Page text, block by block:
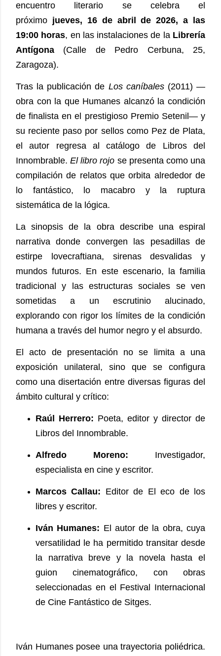
encuentro literario se celebra el
próximo jueves, 16 de abril de 2026, a las
19:00 horas, en las instalaciones de la Librería
Antígona
(Calle de Pedro Cerbuna, 25,
Zaragoza).
Tras la publicación de Los caníbales (2011) —
obra con la que Humanes alcanzó la condición
de finalista en el prestigioso Premio Setenil— y
su reciente paso por sellos como Pez de Plata,
el autor regresa al catálogo de Libros del
Innombrable. El libro rojo se presenta como una
compilación de relatos que orbita alrededor de
lo fantástico, lo macabro y la ruptura
sistemática de la lógica.
La sinopsis de la obra describe una espiral
narrativa donde convergen las pesadillas de
estirpe lovecraftiana, sirenas desvalidas y
mundos futuros. En este escenario, la familia
tradicional y las estructuras sociales se ven
sometidas a un escrutinio alucinado,
explorando con rigor los límites de la condición
humana a través del humor negro y el absurdo.
El acto de presentación no se limita a una
exposición unilateral, sino que se configura
como una disertación entre diversas figuras del
ámbito cultural y crítico:
Raúl Herrero: Poeta, editor y director de
Libros del Innombrable.
Alfredo Moreno:
Investigador,
especialista en cine y escritor.
Marcos Callau: Editor de El eco de los
libres y escritor.
Iván Humanes: El autor de la obra, cuya
versatilidad le ha permitido transitar desde
la narrativa breve y la novela hasta el
guion cinematográfico, con obras
seleccionadas en el Festival Internacional
de Cine Fantástico de Sitges.
Iván Humanes posee una trayectoria poliédrica.